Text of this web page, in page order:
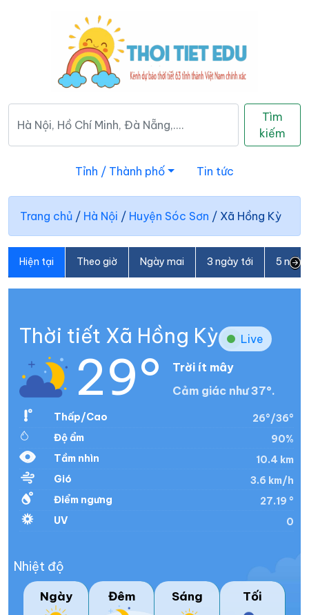
Tìm
kiếm
Tỉnh / Thành phố Tin tức
Trang chủ / Hà Nội / Huyện Sóc Sơn / Xã Hồng Kỳ
Hiện tại Theo giờ Ngày mai 3 ngày tới 5
Thời tiết Xã Hồng Kỳ Live
29°
Trời ít mây
Cảm giác như 37°.
Thấp/Cao
26°/36°
Độ ẩm
90%
Tầm nhìn
10.4 km
Gió
3.6 km/h
Điểm ngưng
27.19 °
UV
0
Nhiệt độ
Ngày Đêm Sáng Tối